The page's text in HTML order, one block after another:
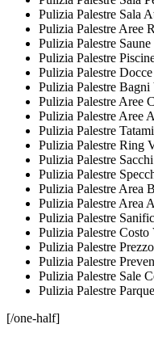
Pulizia Palestre Sala
Pulizia Palestre Aree
Pulizia Palestre
Pulizia Palestre
Pulizia Palestre
Pulizia Palestre Bagni
Pulizia Palestre Aree
Pulizia Palestre Aree
Pulizia Palestre
Pulizia Palestre Ring
Pulizia Palestre
Pulizia Palestre
Pulizia Palestre Area
Pulizia Palestre Area
Pulizia Palestre
Pulizia Palestre Costo
Pulizia Palestre
Pulizia Palestre
Pulizia Palestre Sale
Pulizia Palestre
[/one-half]